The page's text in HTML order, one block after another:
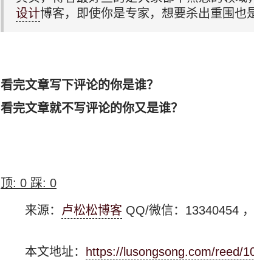
设计博客，即使你是专家，想要杀出重围也
看完文章写下评论的你是谁？
看完文章就不写评论的你又是谁？
顶: 0 踩: 0
来源： 卢松松博客 QQ/微信：13340454
本文地址： https://lusongsong.com/reed/